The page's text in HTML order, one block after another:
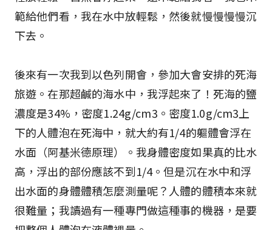
範給他們看，我在水中放輕鬆，然後就慢慢慢慢沉
下去。
後來有一次我到以色列開會，參加大會安排的死海
旅遊。在那超鹹的海水中，我浮起來了！死海的鹽
濃度是34%，密度1.24g/cm3。密度1.0g/cm3上
下的人體泡在死海中，就大約有1/4的軀體會浮在
水面（阿基米德原理）。我身體密度如果真的比水
高，浮出的部份應該不到1/4。但是沉在水中和浮
出水面的身體體積怎麼測量呢？人體的體積本來就
很難量；我讀過有一種專門做這種事的機器，是要